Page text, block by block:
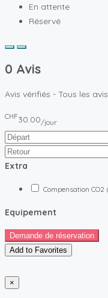
En attente
Réservé
0 Avis
Avis vérifiés - Tous les
CHF30.00/jour
Extra
Compensation
Equipement
Demande de réservation
Add to Favorites
×